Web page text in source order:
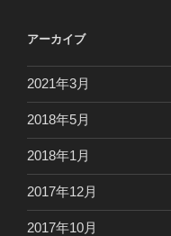
アーカイブ
2021年3月
2018年5月
2018年1月
2017年12月
2017年10月